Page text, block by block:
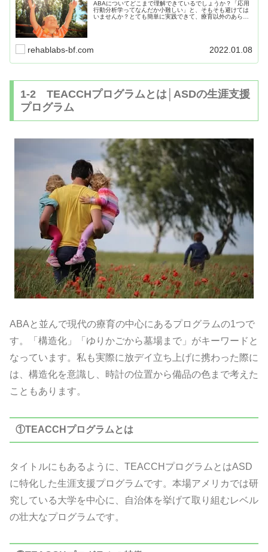
ABAについてどこまで理解できているでしょうか？「応用
行動分析学ってなんだか小難しい」と、そもそも避けては
いませんか？とても簡単に実践できて、療育以外のあらゆ
rehablabs-bf.com 2022.01.08
1-2 TEACCHプログラムとは│ASDの生涯支援
プログラム
ABAと並んで現代の療育の中心にあるプログラムの1つで
す。「構造化」「ゆりかごから墓場まで」がキーワードと
なっています。私も実際に放デイ立ち上げに携わった際に
は、構造化を意識し、時計の位置から備品の色まで考えた
こともあります。
①TEACCHプログラムとは
タイトルにもあるように、TEACCHプログラムとはASD
に特化した生涯支援プログラムです。本場アメリカでは研
究している大学を中心に、自治体を挙げて取り組むレベル
の壮大なプログラムです。